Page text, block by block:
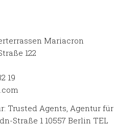
Mariacron
122
19
Trusted Agents, Agentur für
Straße 1 10557 Berlin TEL